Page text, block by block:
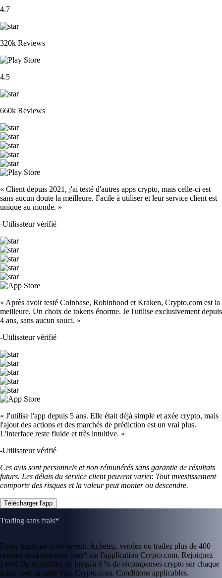
4.7
320k Reviews
4.5
660k Reviews
« Client depuis 2021, j'ai testé d'autres apps crypto, mais celle-ci est
sans aucun doute la meilleure. Facile à utiliser et leur service client est
unique au monde. »
-Utilisateur vérifié
« Après avoir testé Coinbase, Robinhood et Kraken, Crypto.com est la
meilleure. Un choix de tokens énorme. Je l'utilise exclusivement depuis
4 ans, sans aucun souci. »
-Utilisateur vérifié
« J'utilise l'app depuis 5 ans. Elle était déjà simple et axée crypto, mais
l'ajout des actions et des marchés de prédiction est un vrai plus.
L'interface reste fluide et très intuitive. »
-Utilisateur vérifié
Ces avis sont personnels et non rémunérés sans garantie de résultats
futurs. Les délais du service client peuvent varier. Tout investissement
comporte des risques et la valeur peut monter ou descendre.
Télécharger l'app
Trading sans frais*
Faites fructifier votre argent. Achetez, vendez ou tradez plus de 400
cryptos tendance sans frais* sur l'application Crypto.com. Rejoignez
Level Up et profitez de jusqu'à 6 % de récompenses crypto sur chaque
achat avec la carte Visa Crypto.com. Conditions applicables.